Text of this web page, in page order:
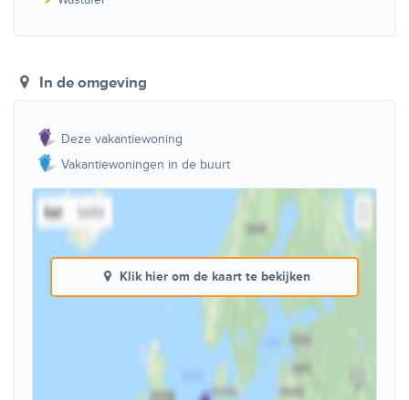
In de omgeving
Deze vakantiewoning
Vakantiewoningen in de buurt
Klik hier om de kaart te bekijken